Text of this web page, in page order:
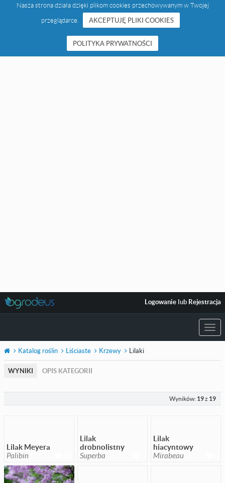
Nasza strona działa dzięki plikom cookies przechowywanym w Twojej
przeglądarce.
AKCEPTUJĘ PLIKI COOKIES
POLITYKA PRYWATNOŚCI
Logowanie lub Rejestracja
Katalog roślin Liściaste Krzewy Lilaki
WYNIKI OPIS KATEGORII
Wyników: 19z 19
Lilak Meyera
Palibin
Lilak
drobnolistny
Superba
Lilak
hiacyntowy
Mirabeau